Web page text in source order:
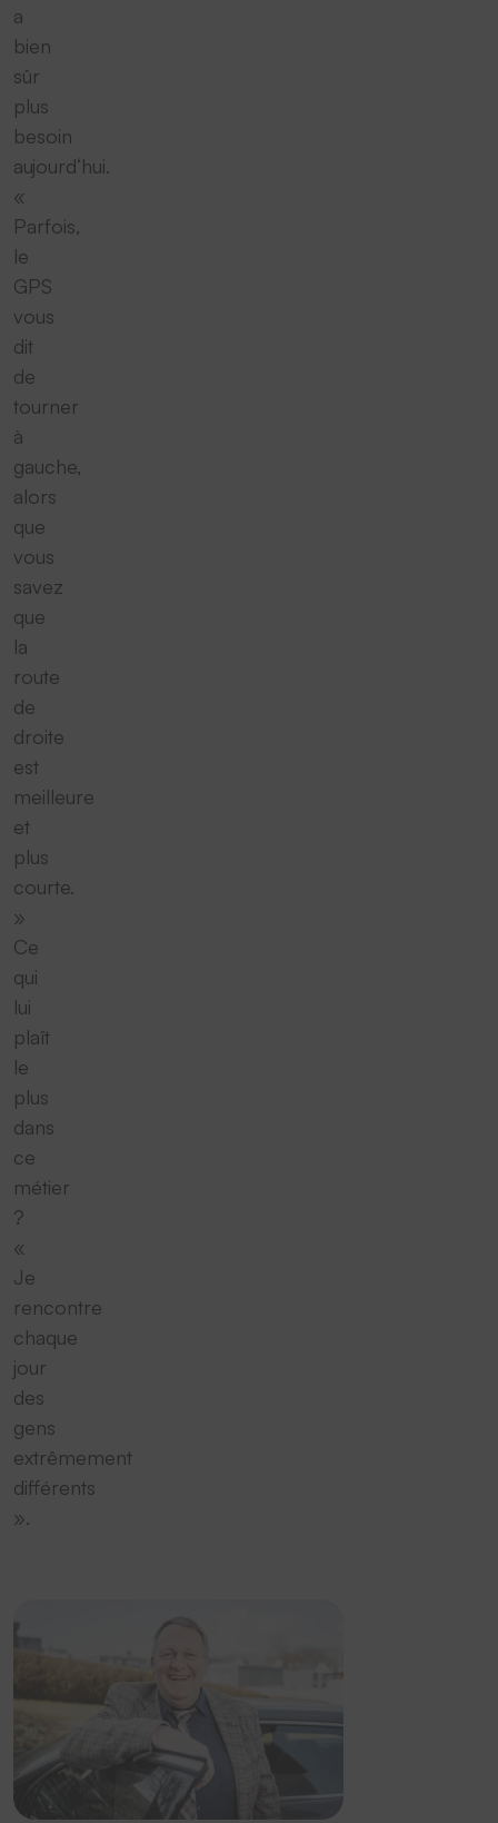
a
bien
sûr
plus
besoin
aujourd‘hui.
«
Parfois,
le
GPS
vous
dit
de
tourner
à
gauche,
alors
que
vous
savez
que
la
route
de
droite
est
meilleure
et
plus
courte.
»
Ce
qui
lui
plaît
le
plus
dans
ce
métier
?
«
Je
rencontre
chaque
jour
des
gens
extrêmement
différents
».